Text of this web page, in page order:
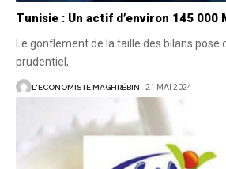
Tunisie : Un actif d’environ 145 000
Le gonflement de la taille des bilans pose
prudentiel,
L'ECONOMISTE MAGHRÉBIN 21 MAI 2024